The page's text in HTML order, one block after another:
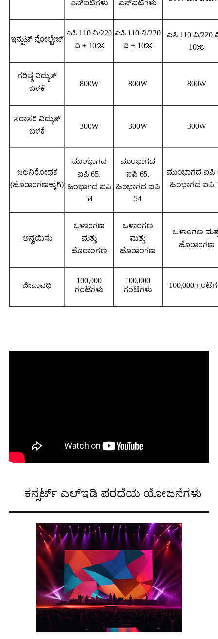
ಎನ್ಐಟಿಗಳು
ಎನ್ಐಟಿಗಳು
ಇನ್ಪುಟ್ ವೋಲ್ಟೇಜ್
ಎಸಿ 110 ವಿ/220
ವಿ ± 10％
ಎಸಿ 110 ವಿ/220
ವಿ ± 10％
ಎಸಿ 110 ವಿ/220
10％
ಗರಿಷ್ಠ ವಿದ್ಯುತ್
ಬಳಕೆ
800W 800W 800W
ಸರಾಸರಿ ವಿದ್ಯುತ್
ಬಳಕೆ
300W 300W 300W
ಜಲನಿರೋಧಕ
(ಹೊರಾಂಗಣಕ್ಕಾಗಿ)
ಮುಂಭಾಗದ
ಐಪಿ 65,
ಹಿಂಭಾಗದ ಐಪಿ
54
ಮುಂಭಾಗದ
ಐಪಿ 65,
ಹಿಂಭಾಗದ ಐಪಿ
54
ಮುಂಭಾಗದ ಐಪಿ
ಹಿಂಭಾಗದ ಐಪಿ
ಅನ್ವಯಿಸು
ಒಳಾಂಗಣ
ಮತ್ತು
ಹೊರಾಂಗಣ
ಒಳಾಂಗಣ
ಮತ್ತು
ಹೊರಾಂಗಣ
ಒಳಾಂಗಣ
ಹೊರಾಂಗಣ
ಜೀವಾವಧಿ
100,000
ಗಂಟೆಗಳು
100,000
ಗಂಟೆಗಳು
100,000
ಕನ್ಸರ್ಟ್ ಎಲ್ಇಡಿ ಪರದೆಯ ಯೋಜನೆಗಳು